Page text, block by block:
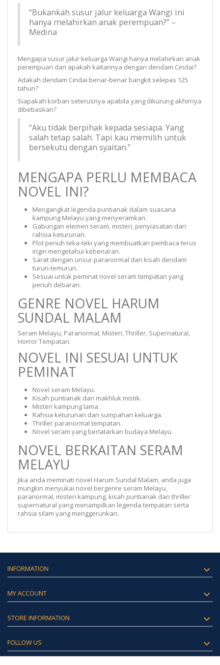
“Bukankah susur jalur keluarga Wangi ini
hanya melahirkan anak perempuan?” –
Medina
Mengapa susur jalur keluarga Wangi hanya melahirkan anak
perempuan dan apakah kaitannya dengan dendam Cindai?
Adakah dendam Cindai benar-benar bangkit selepas 125
tahun?
Siapakah korban seterusnya apabila yang dikurung akhirnya
dibebaskan?
“Aku tidak berpihak kepada sesiapa. Yang
salah tetap salah. Tapi kau memilih untuk
bersekutu dengan syaitan.”
MENGAPA PERLU MEMBACA
NOVEL INI?
Mengangkat legenda puntianak dalam suasana
kampung Melayu yang menyeramkan.
Gabungan elemen seram, misteri, penyiasatan dan
rahsia keturunan.
Plot penuh teka-teki yang membuatkan pembaca terus
ingin mengetahui kebenaran.
Sarat dengan unsur paranormal dan kisah dendam
turun-temurun.
Sesuai untuk peminat novel seram tempatan yang
penuh debaran.
GENRE NOVEL HARUM
SUNDAL MALAM
Seram Melayu, Paranormal, Misteri, Thriller, Supernatural,
Horror Tempatan.
NOVEL INI SESUAI UNTUK
PEMINAT
Novel seram Melayu.
Kisah puntianak dan makhluk mistik.
Misteri kampung lama.
Rahsia keturunan dan sumpahan keluarga.
Thriller paranormal tempatan.
Novel seram yang berlatarkan budaya Melayu.
NOVEL BERKAITAN SERAM
MELAYU
Jika anda meminati novel Harum Sundal Malam, anda juga
mungkin menyukai novel bergenre seram Melayu,
paranormal, misteri kampung, kisah puntianak dan thriller
supernatural yang menampilkan legenda tempatan serta
rahsia silam yang menggerunkan.
INFORMATION
MY ACCOUNT
STORE INFORMATION
FOLLOW US